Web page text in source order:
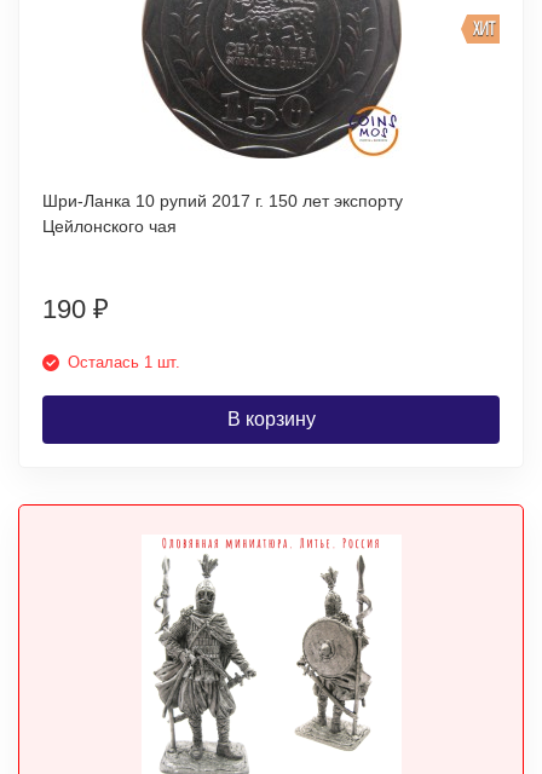
ХИТ
Шри-Ланка 10 рупий 2017 г. 150 лет экспорту
Цейлонского чая
190 ₽
Осталась 1 шт.
В корзину